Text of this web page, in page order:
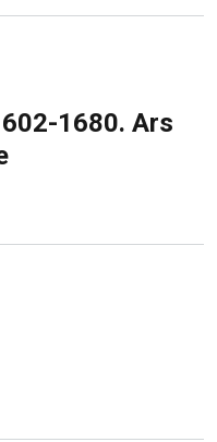
1680. Ars
1602-1680.